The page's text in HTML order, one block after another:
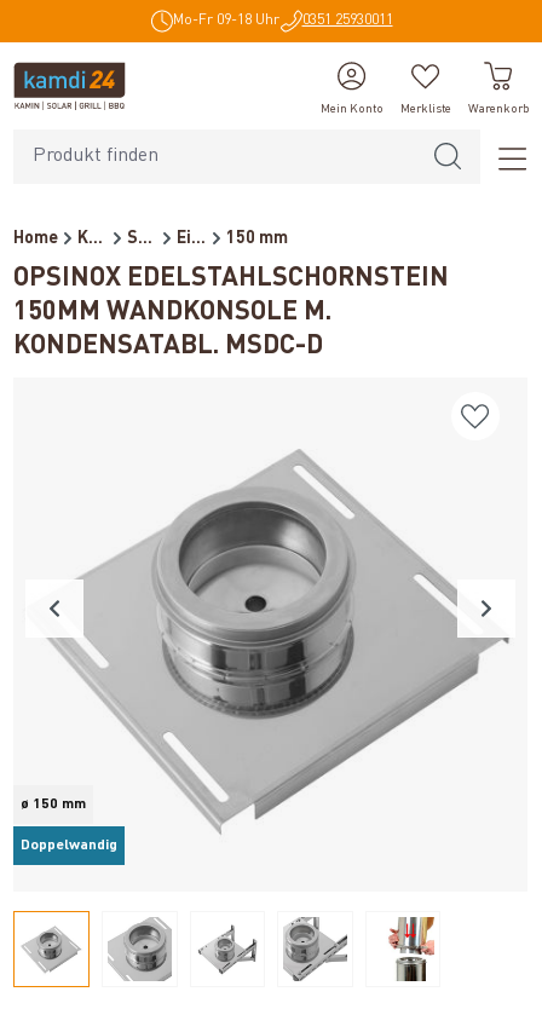
Mo-Fr 09-18 Uhr 0351 25930011
Mein Konto Merkliste Warenkorb
Home Kaminzubehör Schornsteine Einzelkomponente (doppelwan... 150 mm
OPSINOX EDELSTAHLSCHORNSTEIN
150MM WANDKONSOLE M.
KONDENSATABL. MSDC-D
ø 150 mm
Doppelwandig